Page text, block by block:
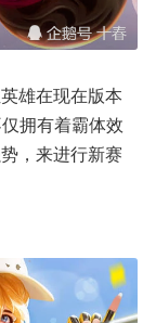
雄在现在版本
拥有着霸体效
，来进行新赛